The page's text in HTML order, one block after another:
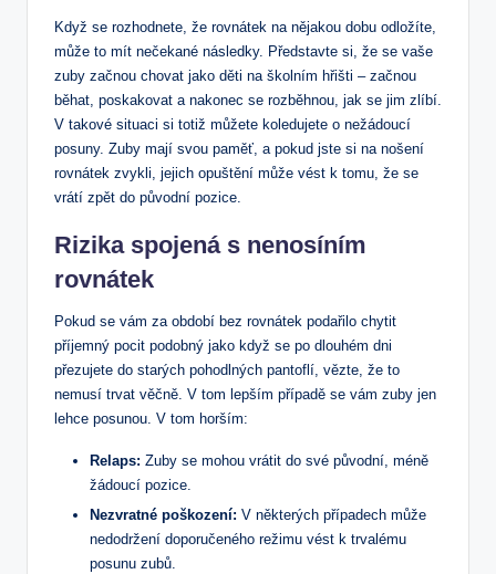
Když se rozhodnete, že rovnátek na nějakou dobu odložíte,
může to mít nečekané následky. Představte si, že se vaše
zuby začnou chovat jako děti na školním hřišti – začnou
běhat, poskakovat a nakonec se rozběhnou, jak se jim zlíbí.
V takové situaci si totiž můžete koledujete o nežádoucí
posuny. Zuby mají svou paměť, a pokud jste si na nošení
rovnátek zvykli, jejich opuštění může vést k tomu, že se
vrátí zpět do původní pozice.
Rizika spojená s nenosíním
rovnátek
Pokud se vám za období bez rovnátek podařilo chytit
příjemný pocit podobný jako když se po dlouhém dni
přezujete do starých pohodlných pantoflí, vězte, že to
nemusí trvat věčně. V tom lepším případě se vám zuby jen
lehce posunou. V tom horším:
Relaps: Zuby se mohou vrátit do své původní, méně
žádoucí pozice.
Nezvratné poškození: V některých případech může
nedodržení doporučeného režimu vést k trvalému
posunu zubů.